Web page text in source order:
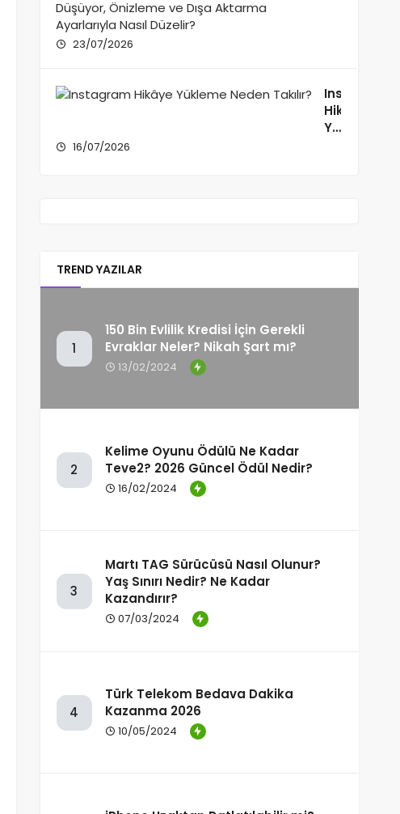
ve
Dışa
23/07/2026
Instagram
Hikâye
Yükleme
16/07/2026
TREND YAZILAR
1
150 Bin Evlilik Kredisi İçin Gerekli
Evraklar Neler? Nikah Şart mı?
13/02/2024
2
Kelime Oyunu Ödülü Ne Kadar
Teve2? 2026 Güncel Ödül Nedir?
16/02/2024
3
Martı TAG Sürücüsü Nasıl Olunur?
Yaş Sınırı Nedir? Ne Kadar
Kazandırır?
07/03/2024
4
Türk Telekom Bedava Dakika
Kazanma 2026
10/05/2024